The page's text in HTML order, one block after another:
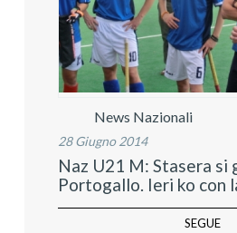
News Nazionali
28 Giugno 2014
Naz U21 M: Stasera si
Portogallo. Ieri ko con
SEGUE